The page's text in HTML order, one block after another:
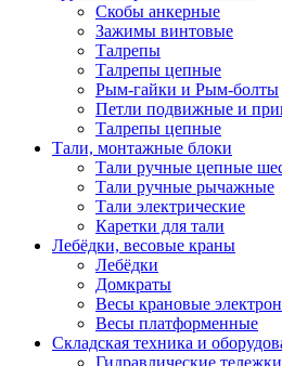
Скобы анкерные
Зажимы винтовые
Талрепы
Талрепы цепные
Рым-гайки и Рым-болты
Петли подвижные и
Талрепы цепные
Тали, монтажные блоки
Тали ручные цепные
Тали ручные рычажные
Тали электрические
Каретки для тали
Лебёдки, весовые краны
Лебёдки
Домкраты
Весы крановые
Весы платформенные
Складская техника и
Гидравлические тележки